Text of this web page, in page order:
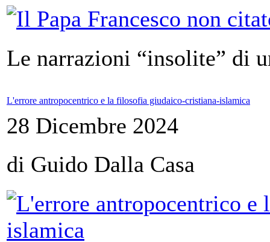
Le narrazioni “insolite” di
L'errore antropocentrico e la filosofia giudaico-cristiana-islamica
28 Dicembre 2024
di Guido Dalla Casa